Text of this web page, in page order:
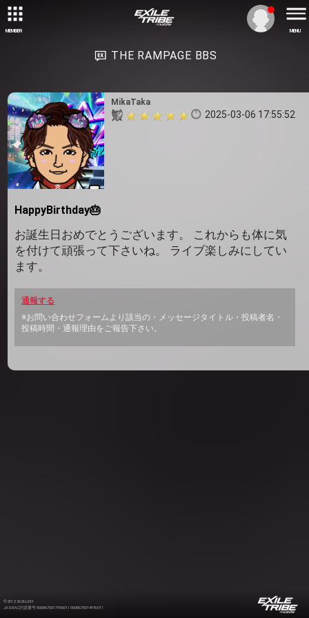
MEMBER MENU
THE RAMPAGE BBS
MikaTaka
2025-03-06 17:55:52
HappyBirthday🎂
お誕生日おめでとうございます。 これからも体に気
を付けて頑張って下さいね。 ライブ楽しみにしてい
ます。
通報する
※お問い合わせフォームより該当の・メッセージタイトル・投稿者名・
投稿時間・通報理由をご報告下さい。
©2012-2026 LDH
JASRAC許諾番号 9008675017Y55011 9008675014Y41011